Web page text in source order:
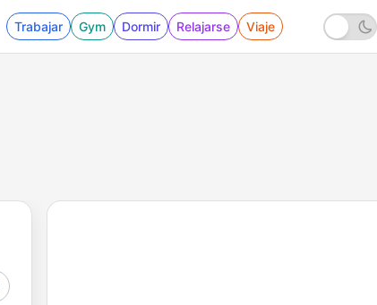
Trabajar Gym Dormir Relajarse Viaje